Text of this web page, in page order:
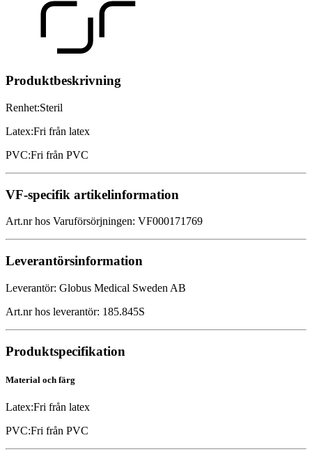
Produktbeskrivning
Renhet:Steril
Latex:Fri från latex
PVC:Fri från PVC
VF-specifik artikelinformation
Art.nr hos Varuförsörjningen: VF000171769
Leverantörsinformation
Leverantör: Globus Medical Sweden AB
Art.nr hos leverantör: 185.845S
Produktspecifikation
Material och färg
Latex:Fri från latex
PVC:Fri från PVC